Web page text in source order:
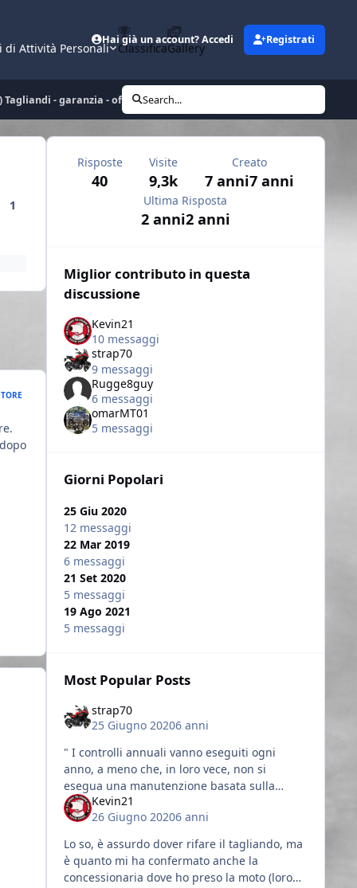
di Attività Personali ClassificaGallery
Hai già un account? Accedi Registrati
Tagliandi - garanzia - officine autorizzate
Search...
1
Risposte
40
Visite
9,3k
Creato
7 anni7 anni
Ultima Risposta
2 anni2 anni
Miglior contributo in questa
discussione
Kevin21
10 messaggi
strap70
9 messaggi
Rugge8guy
6 messaggi
omarMT01
5 messaggi
Giorni Popolari
25 Giu 2020
12 messaggi
22 Mar 2019
6 messaggi
21 Set 2020
5 messaggi
19 Ago 2021
5 messaggi
Most Popular Posts
strap70
25 Giugno 20206 anni
" I controlli annuali vanno eseguiti ogni
anno, a meno che, in loro vece, non si
esegua una manutenzione basata sulla
distanza. " Questo quanto scritto sul
manuale uso e manutenzione della GT. Qu
Kevin21
26 Giugno 20206 anni
Lo so, è assurdo dover rifare il tagliando, ma
è quanto mi ha confermato anche la
concessionaria dove ho preso la moto (loro